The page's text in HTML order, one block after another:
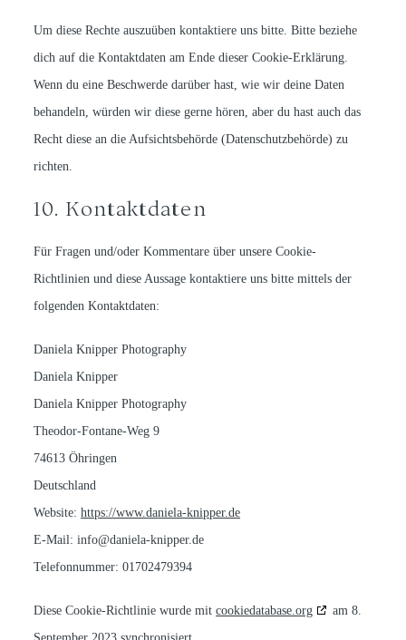
Um diese Rechte auszuüben kontaktiere uns bitte. Bitte beziehe
dich auf die Kontaktdaten am Ende dieser Cookie-Erklärung.
Wenn du eine Beschwerde darüber hast, wie wir deine Daten
behandeln, würden wir diese gerne hören, aber du hast auch das
Recht diese an die Aufsichtsbehörde (Datenschutzbehörde) zu
richten.
10. Kontaktdaten
Für Fragen und/oder Kommentare über unsere Cookie-
Richtlinien und diese Aussage kontaktiere uns bitte mittels der
folgenden Kontaktdaten:
Daniela Knipper Photography
Daniela Knipper
Daniela Knipper Photography
Theodor-Fontane-Weg 9
74613 Öhringen
Deutschland
Website:https://www.daniela-knipper.de
E-Mail:info@daniela-knipper.de
Telefonnummer: 01702479394
Diese Cookie-Richtlinie wurde mitcookiedatabase.org
am 8.